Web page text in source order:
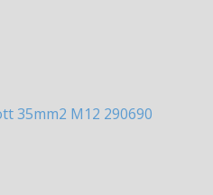
35mm2 M12 290690